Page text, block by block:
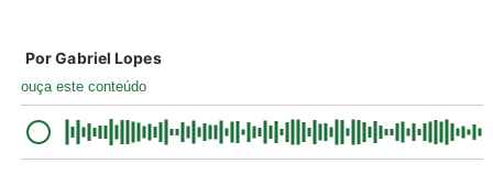
PorGabriel Lopes
ouça este conteúdo